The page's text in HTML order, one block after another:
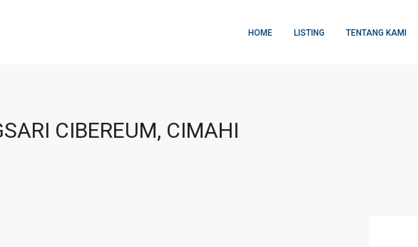
HOME LISTING TENTANG KAMI
CIBEREUM, CIMAHI